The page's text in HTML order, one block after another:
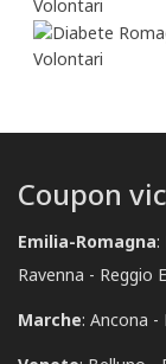
Grazie di cuore
mondo in cui il
Coupon
Emilia-Romagna:
Ravenna
Reggio
Marche: Ancona